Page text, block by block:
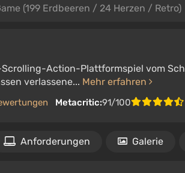
(199 Erdbeeren / 24 Herzen / Retro)
Action-Plattformspiel vom
verlassene... Mehr erfahren
Metacritic:91/100
Anforderungen Galerie